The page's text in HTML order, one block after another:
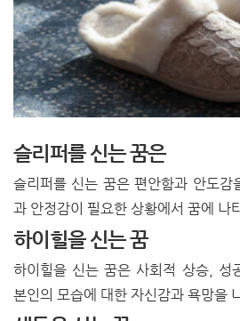
슬리퍼를 신는 꿈은
슬리퍼를 신는 꿈은 편안함과 안도감
과 안정감이 필요한 상황에서 꿈에 나
하이힐을 신는 꿈
하이힐을 신는 꿈은 사회적 상승, 성
본인의 모습에 대한 자신감과 욕망을